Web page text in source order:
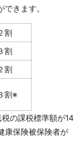
きます。
割
割
割
割※
の課税標準額が14
康保険被保険者が